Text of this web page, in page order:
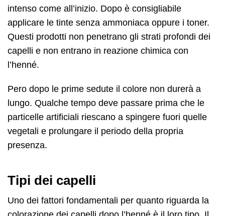
intenso come all’inizio. Dopo è consigliabile
applicare le tinte senza ammoniaca oppure i toner.
Questi prodotti non penetrano gli strati profondi dei
capelli e non entrano in reazione chimica con
l’henné.
Pero dopo le prime sedute il colore non durerà a
lungo. Qualche tempo deve passare prima che le
particelle artificiali riescano a spingere fuori quelle
vegetali e prolungare il periodo della propria
presenza.
Tipi dei capelli
Uno dei fattori fondamentali per quanto riguarda la